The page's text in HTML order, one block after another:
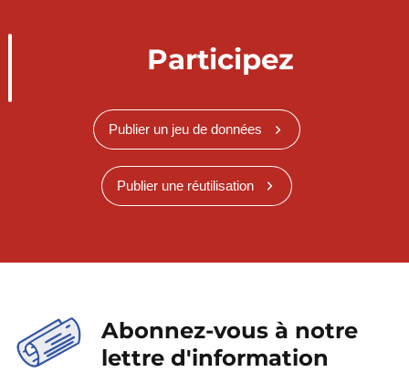
Participez
Publier un jeu de données
Publier une réutilisation
Abonnez-vous à notre
lettre d'information